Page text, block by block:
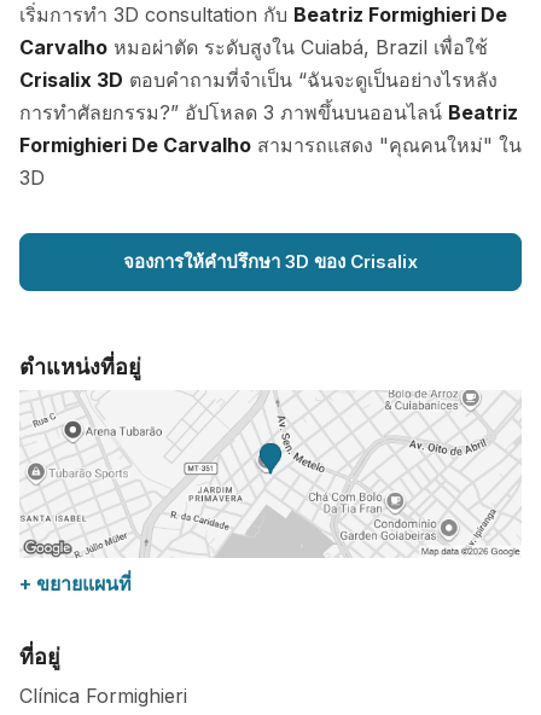
เริ่มการทำ 3D consultation กับ Beatriz Formighieri De
Carvalho หมอผ่าตัด ระดับสูงใน Cuiabá, Brazil เพื่อใช้
Crisalix 3D ตอบคำถามที่จำเป็น “ฉันจะดูเป็นอย่างไรหลัง
การทำศัลยกรรม?” อัปโหลด 3 ภาพขึ้นบนออนไลน์ Beatriz
Formighieri De Carvalho สามารถแสดง "คุณคนใหม่" ใน
3D
จองการให้คำปรึกษา 3D ของ Crisalix
ตำแหน่งที่อยู่
+ ขยายแผนที่
ที่อยู่
Clínica Formighieri